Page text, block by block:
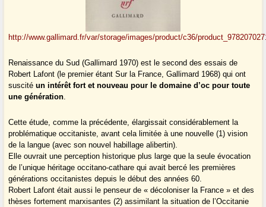
http://www.gallimard.fr/var/storage/images/product/c36/
Renaissance du Sud (Gallimard 1970) est le second des essais de
Robert Lafont (le premier étant Sur la France, Gallimard 1968) qui ont
suscitéun intérêt fort et nouveau pour le domaine d’oc pour toute
une génération.
Cette étude, comme la précédente, élargissait considérablement la
problématique occitaniste, avant cela limitée à une nouvelle (1) vision
de la langue (avec son nouvel habillage alibertin).
Elle ouvrait une perception historique plus large que la seule évocation
de l’unique héritage occitano-cathare qui avait bercé les premières
générations occitanistes depuis le début des années 60.
Robert Lafont était aussi le penseur de « décoloniser la France » et des
thèses fortement marxisantes (2) assimilant la situation de l’Occitanie